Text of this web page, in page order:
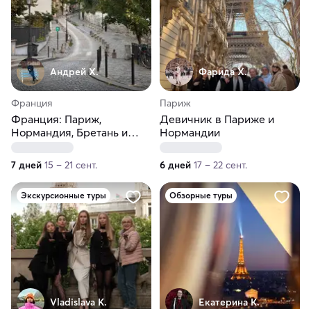
Андрей Х.
Франция
Франция: Париж,
Нормандия, Бретань и
7 дней 15 – 21 сент.
Фарида Х.
Париж
Девичник в Париже и
Нормандии
6 дней 17 – 22 сент.
Экскурсионные туры
Vladislava K.
Обзорные туры
Екатерина К.